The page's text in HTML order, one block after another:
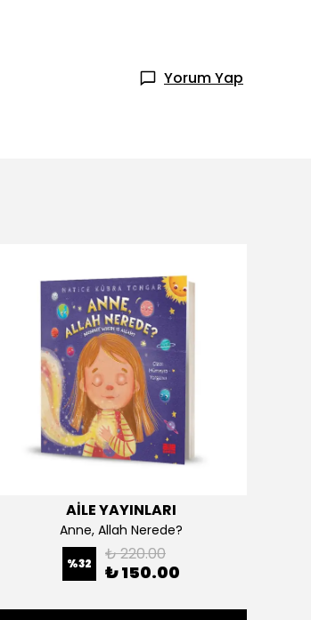
Yorum Yap
AİLE YAYINLARI
Anne, Allah Nerede?
%32 ₺ 220.00
₺ 150.00